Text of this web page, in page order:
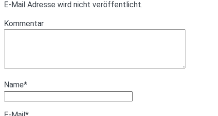
E-Mail Adresse wird nicht veröffentlicht.
Kommentar
Name*